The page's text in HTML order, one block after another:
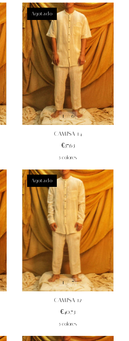
1/6
Agotado
CAMISA 14
€37,63
5 colores
1/7
Agotado
CAMISA 12
€40,73
5 colores